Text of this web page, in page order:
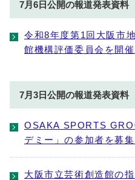
7月6日公開の報道発表資料
令和8年度第1回大阪市
館機構評価委員会を開
7月3日公開の報道発表資料
OSAKA SPORTS
デミー」の参加者を募
大阪市立芸術創造館の